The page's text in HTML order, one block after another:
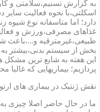
به گزارش تسنیم،سلامتی و
اسکلتی،با نحوه فعالیت
دارد؛ اما متاسفانه نوع
غذاهای مصرفی،ورزش و
طبیعی،غیرمترقبه و...،باعث
بخش از سیستم بدنی،بیشتر
این هفته به شایع ترین مشکل
پردازیم؛ بیماریهایی که
نقش ژنتیک در بیماری های
ما در حال حاضر اصلا چیزی به